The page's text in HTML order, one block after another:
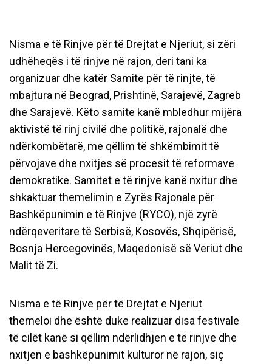
Nisma e të Rinjve për të Drejtat e Njeriut, si zëri
udhëheqës i të rinjve në rajon, deri tani ka
organizuar dhe katër Samite për të rinjte, të
mbajtura në Beograd, Prishtinë, Sarajevë, Zagreb
dhe Sarajevë. Këto samite kanë mbledhur mijëra
aktivistë të rinj civilë dhe politikë, rajonalë dhe
ndërkombëtarë, me qëllim të shkëmbimit të
përvojave dhe nxitjes së procesit të reformave
demokratike. Samitet e të rinjve kanë nxitur dhe
shkaktuar themelimin e Zyrës Rajonale për
Bashkëpunimin e të Rinjve (RYCO), një zyrë
ndërqeveritare të Serbisë, Kosovës, Shqipërisë,
Bosnja Hercegovinës, Maqedonisë së Veriut dhe
Malit të Zi.
Nisma e të Rinjve për të Drejtat e Njeriut
themeloi dhe është duke realizuar disa festivale
të cilët kanë si qëllim ndërlidhjen e të rinjve dhe
nxitjen e bashkëpunimit kulturor në rajon, siç